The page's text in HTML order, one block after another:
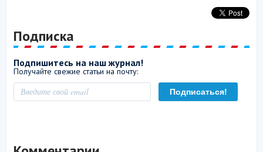
Подписка
Подпишитесь на наш журнал!
Получайте свежие статьи на почту: